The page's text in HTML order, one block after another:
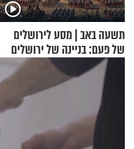
תשעה באב | מסע לירושלים
של פעם: בניינה של ירושלים